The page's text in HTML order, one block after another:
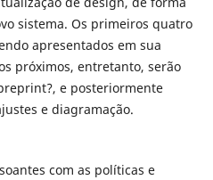
sistema. Os primeiros quatro
apresentados em sua
próximos, entretanto, serão
e posteriormente
e diagramação.
com as políticas e